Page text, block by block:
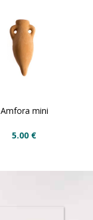
Amfora mini
5.00 €